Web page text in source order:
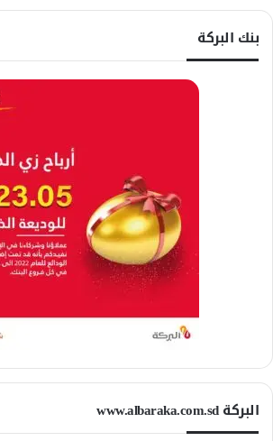
بنك البركة
البركة www.albaraka.com.sd